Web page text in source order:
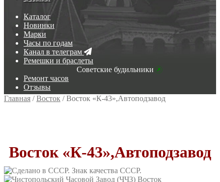
Каталог
Новинки
Марки
Часы по годам
Канал в телеграм
Ремешки и браслеты
Советские будильники
Ремонт часов
Отзывы
Главная /Восток /Восток «К-43»,Автоподзавод
Восток «К-43»,Автоподзавод